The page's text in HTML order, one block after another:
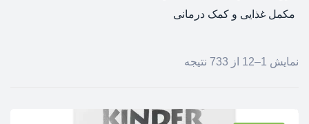
مکمل غذایی و کمک درمانی
نمایش 1–12 از 733 نتیجه